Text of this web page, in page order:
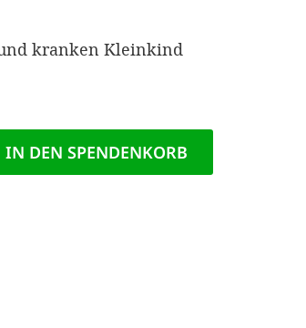
kranken Kleinkind
IN DEN SPENDENKORB